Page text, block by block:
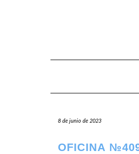
8 de junio de 2023
OFICINA